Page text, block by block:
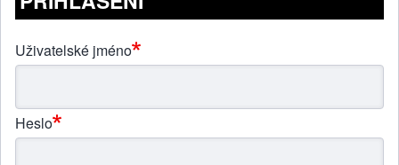
Uživatelské jméno
Heslo